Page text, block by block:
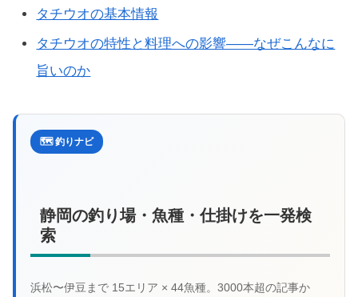
タチウオの基本情報
タチウオの特性と料理への影響——なぜこんなに
旨いのか
🗺️ 釣りナビ
静岡の釣り場・魚種・仕掛けを一発検
索